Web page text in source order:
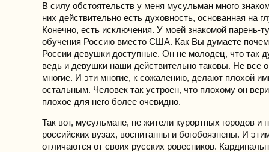
В силу обстоятельств у меня мусульман много
них действительно есть духовность, основанная на
Конечно, есть исключения. У моей знакомой парень-
обучения Россию вместо США. Как Вы думаете
России девушки доступные. Он не молодец, что так
ведь и девушки наши действительно таковы. Не все
многие. И эти многие, к сожалению, делают плохой
остальным. Человек так устроен, что плохому он
плохое для него более очевидно.
Так вот, мусульмане, не жители курортных городов и
российских вузах, воспитанны и богобоязнены. И
отличаются от своих русских ровесников.